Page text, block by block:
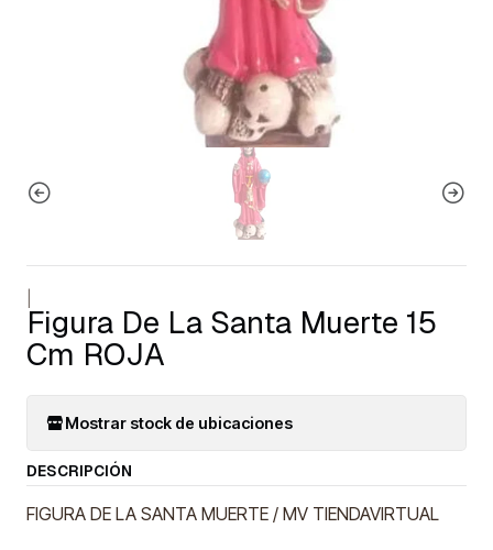
Figura De La Santa Muerte 15
Cm ROJA
Mostrar stock de ubicaciones
DESCRIPCIÓN
FIGURA DE LA SANTA MUERTE / MV TIENDAVIRTUAL